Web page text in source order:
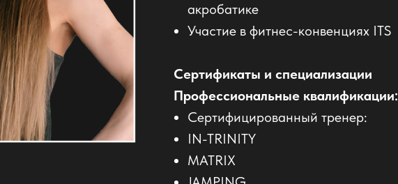
акробатике
Участие в фитнес-конвенциях ITS
Сертификаты и специализации
Профессиональные квалификации:
Сертифицированный тренер:
IN-TRINITY
MATRIX